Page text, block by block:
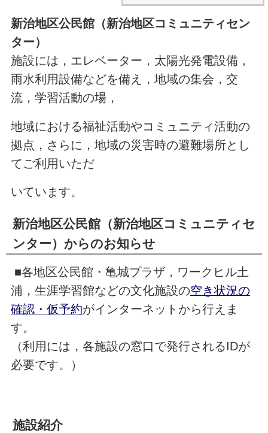
新治地区公民館（新治地区コミュニティセン
ター）
施設には，エレベーター，太陽光発電設備，
雨水利用設備などを備え，地域の集会，交
流，学習活動の場，
地域における福祉活動やコミュニティ活動の
拠点，さらに，地域の災害時の避難場所とし
てご利用いただ
いています。
新治地区公民館（新治地区コミュニティセ
ンター）からのお知らせ
■各地区公民館・亀城プラザ，ワークヒル土
浦，生涯学習館などの文化施設の空き状況の
確認・仮予約がインターネットから行えま
す。
（利用には，各施設の窓口で発行されるIDが
必要です。）
施設紹介